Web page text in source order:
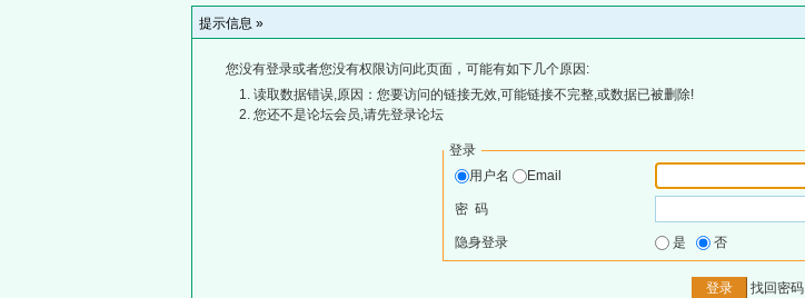
提示信息 »
您没有登录或者您没有权限访问此页面，可能有如下几个原因:
读取数据错误,原因：您要访问的链接无效,可能链接不完整,或数据已被删除!
您还不是论坛会员,请先登录论坛
登录
用户名
Email
密 码
隐身登录 是 否
找回密码